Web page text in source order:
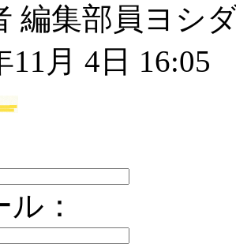
編集部員ヨシ
11月 4日 16:05
：